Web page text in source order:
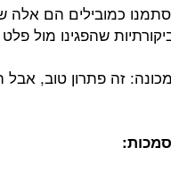
כמובילים הם
שהפגינו מול
זה פתרון טוב, אבל